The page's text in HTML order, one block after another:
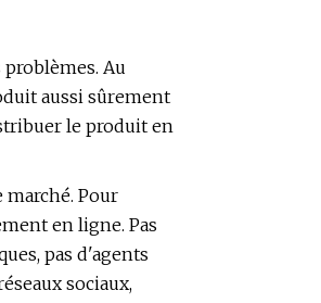
Au
aussi sûrement
le produit en
Pour
en ligne. Pas
pas d'agents
sociaux,